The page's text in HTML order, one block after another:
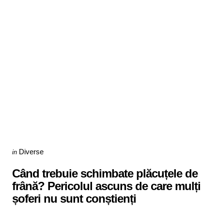
Categories
Posted
in Diverse
Când trebuie schimbate plăcuțele de
frână? Pericolul ascuns de care mulți
șoferi nu sunt conștienți